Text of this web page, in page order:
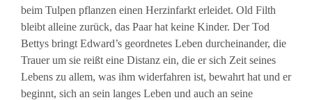
beim Tulpen pflanzen einen Herzinfarkt erleidet. Old Filth
bleibt alleine zurück, das Paar hat keine Kinder. Der Tod
Bettys bringt Edward’s geordnetes Leben durcheinander, die
Trauer um sie reißt eine Distanz ein, die er sich Zeit seines
Lebens zu allem, was ihm widerfahren ist, bewahrt hat und er
beginnt, sich an sein langes Leben und auch an seine